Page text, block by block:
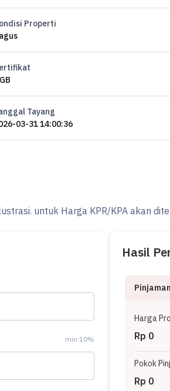
Properti
Tayang
03-31 14:00:36
untuk Harga KPR/KPA akan
min 10%
Hasil
Pinjaman
Harga
Rp 0
Pokok
Rp 0